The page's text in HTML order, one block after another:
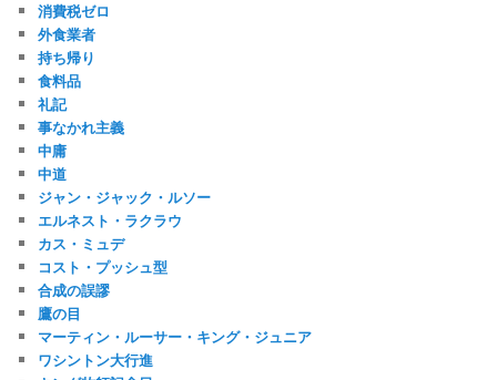
消費税ゼロ
外食業者
持ち帰り
食料品
礼記
事なかれ主義
中庸
中道
ジャン・ジャック・ルソー
エルネスト・ラクラウ
カス・ミュデ
コスト・プッシュ型
合成の誤謬
鷹の目
マーティン・ルーサー・キング・ジュニア
ワシントン大行進